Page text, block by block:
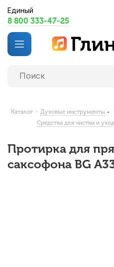
Единый
8 800 333-47-25
Каталог - Духовые инструменты
Средства для чистки и
Протирка для
саксофона BG